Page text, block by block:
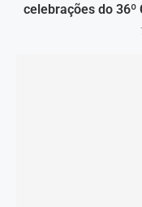
celebrações do